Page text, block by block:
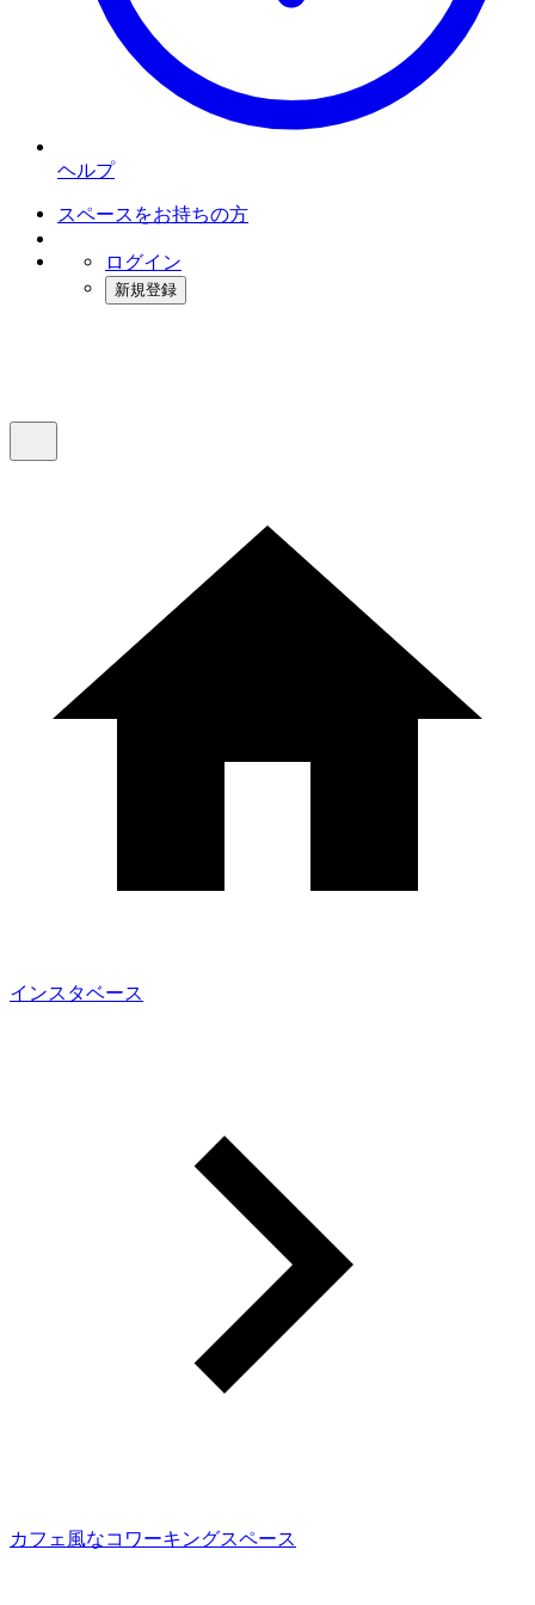
ヘルプ
スペースをお持ちの方
ログイン
新規登録
インスタベース
カフェ風なコワーキングスペース